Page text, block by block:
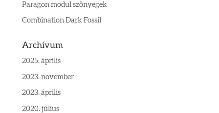
Paragon modul szőnyegek
Combination Dark Fossil
Archívum
2025. április
2023. november
2023. április
2020. július